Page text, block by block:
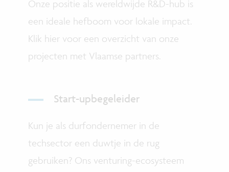
Onze positie als wereldwijde R&D-hub is
een ideale hefboom voor lokale impact.
Klik hier voor een overzicht van onze
projecten met Vlaamse partners.
Start-upbegeleider
Kun je als durfondernemer in de
techsector een duwtje in de rug
gebruiken? Ons venturing-ecosysteem